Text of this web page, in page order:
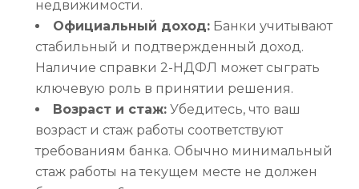
недвижимости.
Официальный доход: Банки учитывают
стабильный и подтвержденный доход.
Наличие справки 2-НДФЛ может сыграть
ключевую роль в принятии решения.
Возраст и стаж: Убедитесь, что ваш
возраст и стаж работы соответствуют
требованиям банка. Обычно минимальный
стаж работы на текущем месте не должен